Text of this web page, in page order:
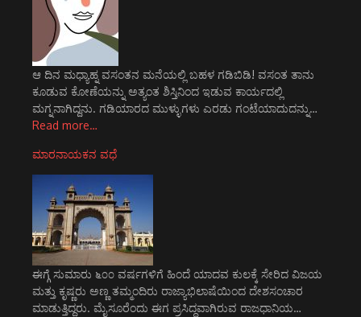
ಆ ದಿನ ಮಧ್ಯಾಹ್ನ ವಸಂತನ ಮನೆಯಲ್ಲಿ ಬಹಳ ಗಡಿಬಿಡಿ! ವಸಂತ ತಾನು
ಕೂಡುವ ಕೋಣೆಯನ್ನು ಅತ್ಯಂತ ಶಿಸ್ತಿನಿಂದ ಇಡುವ ಕಾರ್ಯದಲ್ಲಿ
ಮಗ್ನನಾಗಿದ್ದನು. ಗಡಿಯಾರದ ಮುಳ್ಳುಗಳು ಎರಡು ಗಂಟೆಯಾದುದನ್ನು…
Read more…
ಮಾರನಾಯಕನ ವಧೆ
ಈಗ್ಗೆ ಸುಮಾರು ೬೦೦ ವರ್ಷಗಳಿಗೆ ಹಿಂದೆ ಯಾದವ ಕುಲಕ್ಕೆ ಸೇರಿದ ವಿಜಯ
ಮತ್ತು ಕೃಷ್ಣರು ಅಣ್ಣ ತಮ್ಮಂದಿರು ರಾಜ್ಯಾಭಿಲಾಷೆಯಿಂದ ದೇಶಸಂಚಾರ
ಮಾಡುತ್ತಿದ್ದರು. ಮೈಸೂರೆಂದು ಈಗ ಪ್ರಸಿದ್ಧವಾಗಿರುವ ರಾಜಧಾನಿಯ…